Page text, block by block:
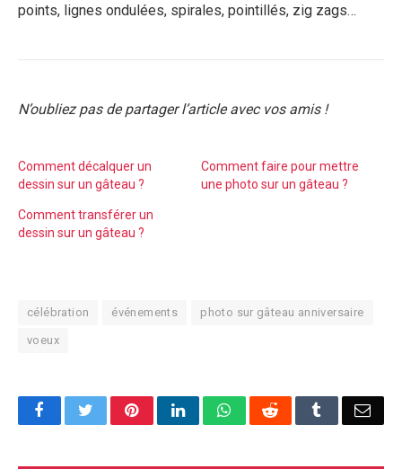
points, lignes ondulées, spirales, pointillés, zig zags…
N’oubliez pas de partager l’article avec vos amis !
Comment décalquer un
dessin sur un gâteau ?
Comment faire pour mettre
une photo sur un gâteau ?
Comment transférer un
dessin sur un gâteau ?
célébration événements photo sur gâteau anniversaire
voeux
FacebookTwitterPinterestLinkedInWhatsAppReddit Tumblr